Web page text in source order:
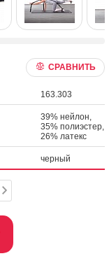
СРАВНИТЬ
163.303
39% нейлон,
35% полиэстер,
26% латекс
черный